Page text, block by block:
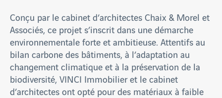
Conçu par le cabinet d’architectes Chaix & Morel et
Associés, ce projet s’inscrit dans une démarche
environnementale forte et ambitieuse. Attentifs au
bilan carbone des bâtiments, à l’adaptation au
changement climatique et à la préservation de la
biodiversité, VINCI Immobilier et le cabinet
d’architectes ont opté pour des matériaux à faible